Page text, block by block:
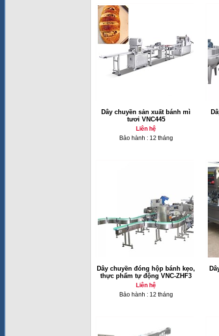
Dây chuyền sản xuất bánh mì
tươi VNC445
Liên hệ
Bảo hành : 12 tháng
Dây chuyền đóng hộp bánh kẹo,
thực phẩm tự động VNC-ZHF3
Liên hệ
Bảo hành : 12 tháng